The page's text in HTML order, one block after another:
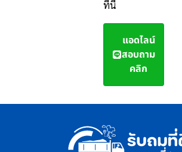
ที่นี่
แอดไลน์
สอบถาม
คลิก